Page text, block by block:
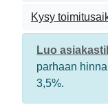
Kysy
Luo
parhaan
3,5%.